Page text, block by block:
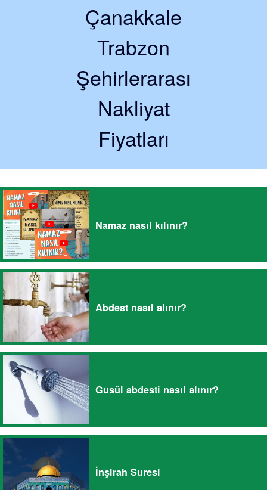
Çanakkale
Trabzon
Şehirlerarası
Nakliyat
Fiyatları
Namaz nasıl kılınır?
Abdest nasıl alınır?
Gusül abdesti nasıl alınır?
İnşirah Suresi